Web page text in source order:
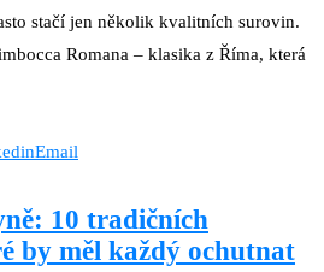
stačí jen několik kvalitních surovin.
Romana – klasika z Říma, která
Email
10 tradičních
by měl každý ochutnat